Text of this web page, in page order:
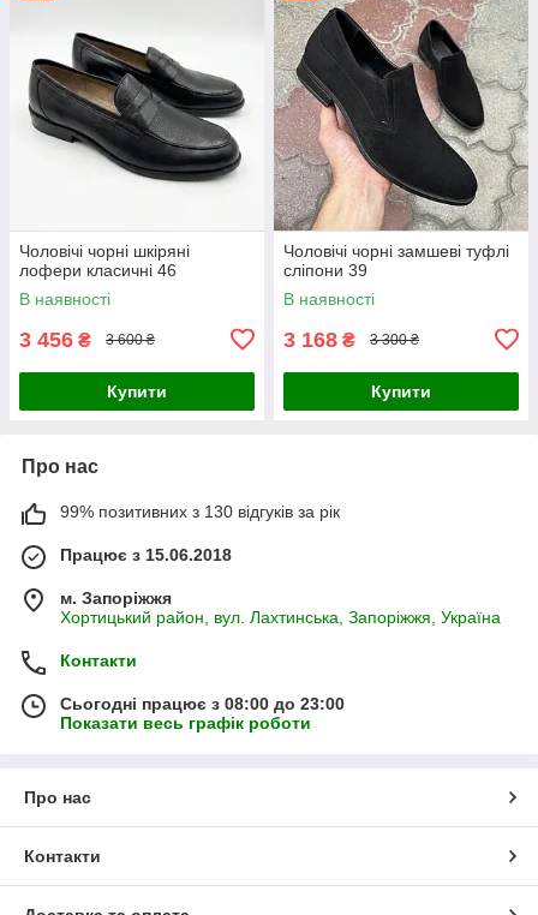
Чоловічі чорні шкіряні
лофери класичні 46
В наявності
3 456 ₴ 3 600 ₴
Купити
Чоловічі чорні замшеві туфлі
сліпони 39
В наявності
3 168 ₴ 3 300 ₴
Купити
Про нас
99% позитивних з 130 відгуків за рік
Працює з 15.06.2018
м. Запоріжжя
Хортицький район, вул. Лахтинська, Запоріжжя, Україна
Контакти
Сьогодні працює з 08:00 до 23:00
Показати весь графік роботи
Про нас
Контакти